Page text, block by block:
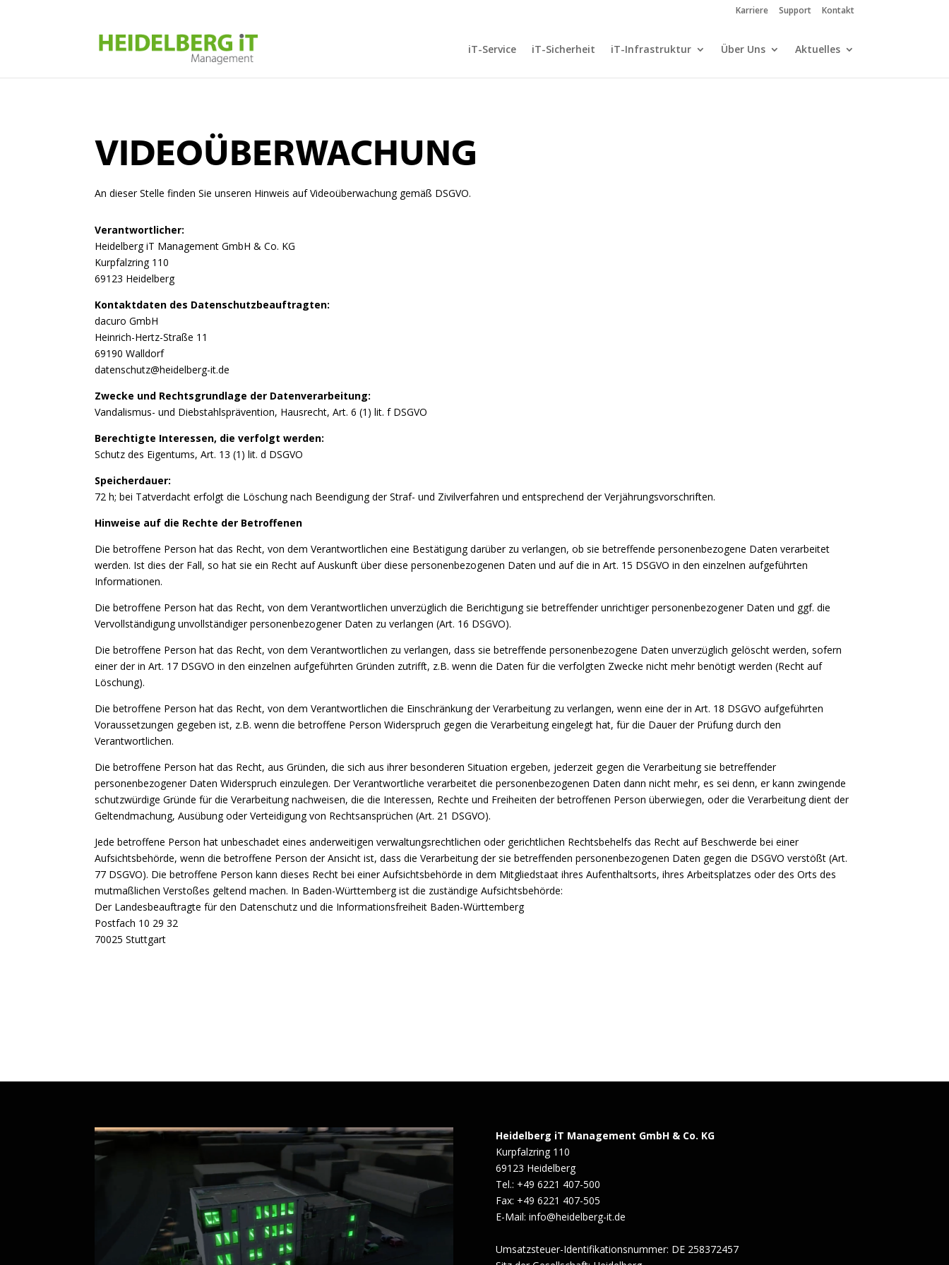
Karriere Support Kontakt
iT-Service iT-Sicherheit iT-Infrastruktur Über Uns Aktuelles
VIDEOÜBERWACHUNG
An dieser Stelle finden Sie unseren Hinweis auf Videoüberwachung gemäß DSGVO.
Verantwortlicher:
Heidelberg iT Management GmbH & Co. KG
Kurpfalzring 110
69123 Heidelberg
Kontaktdaten des Datenschutzbeauftragten:
dacuro GmbH
Heinrich-Hertz-Straße 11
69190 Walldorf
datenschutz@heidelberg-it.de
Zwecke und Rechtsgrundlage der Datenverarbeitung:
Vandalismus- und Diebstahlsprävention, Hausrecht, Art. 6 (1) lit. f DSGVO
Berechtigte Interessen, die verfolgt werden:
Schutz des Eigentums, Art. 13 (1) lit. d DSGVO
Speicherdauer:
72 h; bei Tatverdacht erfolgt die Löschung nach Beendigung der Straf- und Zivilverfahren und entsprechend der Verjährungsvorschriften.
Hinweise auf die Rechte der Betroffenen
Die betroffene Person hat das Recht, von dem Verantwortlichen eine Bestätigung darüber zu verlangen, ob sie betreffende personenbezogene Daten verarbeitet
werden. Ist dies der Fall, so hat sie ein Recht auf Auskunft über diese personenbezogenen Daten und auf die in Art. 15 DSGVO in den einzelnen aufgeführten
Informationen.
Die betroffene Person hat das Recht, von dem Verantwortlichen unverzüglich die Berichtigung sie betreffender unrichtiger personenbezogener Daten und ggf. die
Vervollständigung unvollständiger personenbezogener Daten zu verlangen (Art. 16 DSGVO).
Die betroffene Person hat das Recht, von dem Verantwortlichen zu verlangen, dass sie betreffende personenbezogene Daten unverzüglich gelöscht werden, sofern
einer der in Art. 17 DSGVO in den einzelnen aufgeführten Gründen zutrifft, z.B. wenn die Daten für die verfolgten Zwecke nicht mehr benötigt werden (Recht auf
Löschung).
Die betroffene Person hat das Recht, von dem Verantwortlichen die Einschränkung der Verarbeitung zu verlangen, wenn eine der in Art. 18 DSGVO aufgeführten
Voraussetzungen gegeben ist, z.B. wenn die betroffene Person Widerspruch gegen die Verarbeitung eingelegt hat, für die Dauer der Prüfung durch den
Verantwortlichen.
Die betroffene Person hat das Recht, aus Gründen, die sich aus ihrer besonderen Situation ergeben, jederzeit gegen die Verarbeitung sie betreffender
personenbezogener Daten Widerspruch einzulegen. Der Verantwortliche verarbeitet die personenbezogenen Daten dann nicht mehr, es sei denn, er kann zwingende
schutzwürdige Gründe für die Verarbeitung nachweisen, die die Interessen, Rechte und Freiheiten der betroffenen Person überwiegen, oder die Verarbeitung dient der
Geltendmachung, Ausübung oder Verteidigung von Rechtsansprüchen (Art. 21 DSGVO).
Jede betroffene Person hat unbeschadet eines anderweitigen verwaltungsrechtlichen oder gerichtlichen Rechtsbehelfs das Recht auf Beschwerde bei einer
Aufsichtsbehörde, wenn die betroffene Person der Ansicht ist, dass die Verarbeitung der sie betreffenden personenbezogenen Daten gegen die DSGVO verstößt (Art.
77 DSGVO). Die betroffene Person kann dieses Recht bei einer Aufsichtsbehörde in dem Mitgliedstaat ihres Aufenthaltsorts, ihres Arbeitsplatzes oder des Orts des
mutmaßlichen Verstoßes geltend machen. In Baden-Württemberg ist die zuständige Aufsichtsbehörde:
Der Landesbeauftragte für den Datenschutz und die Informationsfreiheit Baden-Württemberg
Postfach 10 29 32
70025 Stuttgart
Heidelberg iT Management GmbH & Co. KG
Kurpfalzring 110
69123 Heidelberg
Tel.: +49 6221 407-500
Fax: +49 6221 407-505
E-Mail: info@heidelberg-it.de
Umsatzsteuer-Identifikationsnummer: DE 258372457